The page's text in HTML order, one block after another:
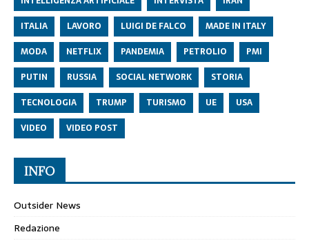
ITALIA
LAVORO LUIGI DE FALCO
MADE IN ITALY
MODA
NETFLIX PANDEMIA PETROLIO
PMI
PUTIN
RUSSIA SOCIAL NETWORK
STORIA
TECNOLOGIA
TRUMP TURISMO UE
USA
VIDEO
VIDEO POST
INFO
Outsider News
Redazione